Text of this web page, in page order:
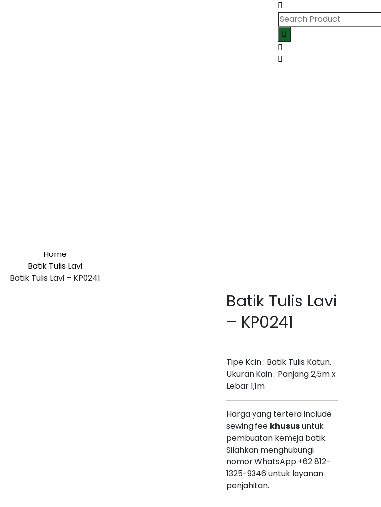
Home
Batik Tulis Lavi
Batik Tulis Lavi – KP0241
Batik Tulis Lavi
– KP0241
Tipe Kain : Batik Tulis Katun.
Ukuran Kain : Panjang 2,5m x
Lebar 1,1m
Harga yang tertera include
sewing fee khususuntuk
pembuatan kemeja batik.
Silahkan menghubungi
nomor WhatsApp +62 812-
1325-9346 untuk layanan
penjahitan.